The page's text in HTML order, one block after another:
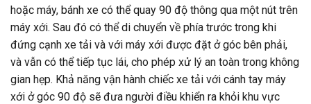
hoặc máy, bánh xe có thể quay 90 độ thông qua một nút trên
máy xới. Sau đó có thể di chuyển về phía trước trong khi
đứng cạnh xe tải và với máy xới được đặt ở góc bên phải,
và vẫn có thể tiếp tục lái, cho phép xử lý an toàn trong không
gian hẹp. Khả năng vận hành chiếc xe tải với cánh tay máy
xới ở góc 90 độ sẽ đưa người điều khiển ra khỏi khu vực